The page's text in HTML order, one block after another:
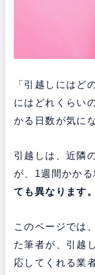
「引越しにはど
にはどれくらい
かる日数が気に
引越しは、近隣
が、1週間かかる
ても異なります。
このページでは
た筆者が、引越
応してくれる業